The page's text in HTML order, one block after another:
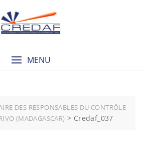
MENU
DES RESPONSABLES DU CONTRÔLE
(MADAGASCAR) > Credaf_037